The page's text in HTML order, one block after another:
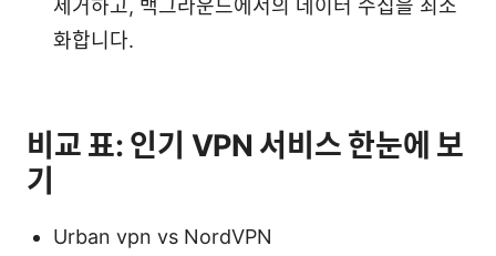
제거하고, 백그라운드에서의 데이터 수집을 최소
화합니다.
비교 표: 인기 VPN 서비스 한눈에 보
기
Urban vpn vs NordVPN